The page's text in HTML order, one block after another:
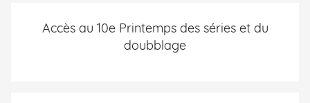
Accès au 10e Printemps des séries et du
doubblage